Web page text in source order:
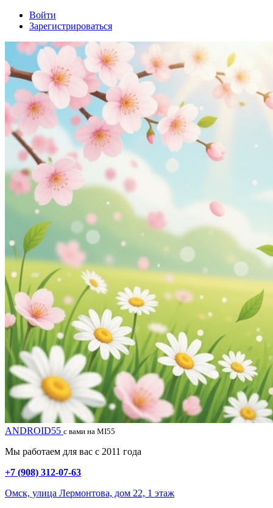
Войти
Зарегистрироваться
ANDROID55 с вами на MI55
Мы работаем для вас с 2011 года
+7 (908) 312-07-63
Омск, улица Лермонтова, дом 22, 1 этаж